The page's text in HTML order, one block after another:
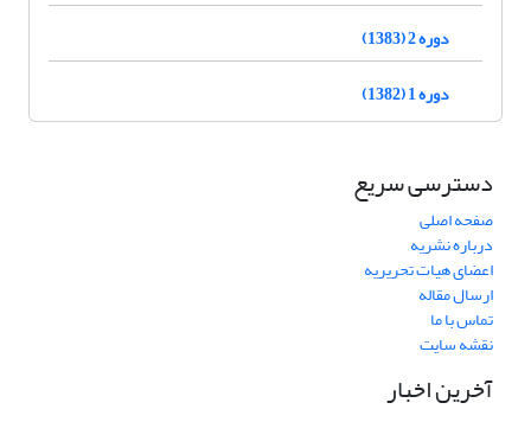
دوره 2 (1383)
دوره 1 (1382)
دسترسی سریع
صفحه اصلی
درباره نشریه
اعضای هیات تحریریه
ارسال مقاله
تماس با ما
نقشه سایت
آخرین اخبار